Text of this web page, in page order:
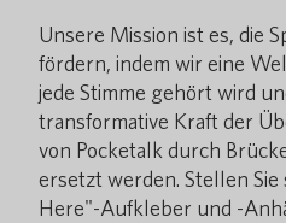
Unsere Mission ist es, die
fördern, indem wir eine
jede Stimme gehört wird
transformative Kraft der
von Pocketalk durch
ersetzt werden. Stellen
Here"-Aufkleber und -